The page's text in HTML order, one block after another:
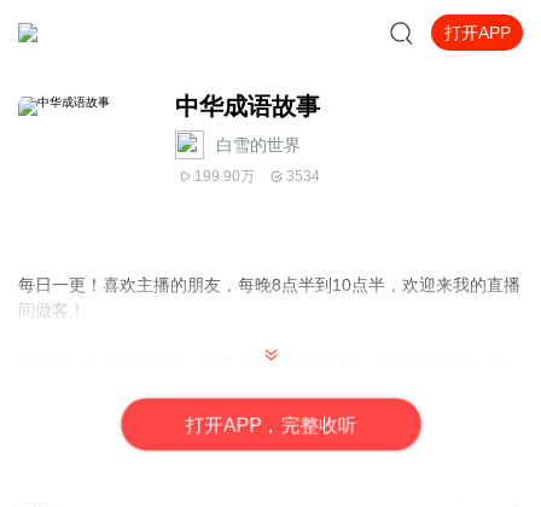
打开APP
中华成语故事
白雪的世界
199.90万 3534
每日一更！喜欢主播的朋友，每晚8点半到10点半，欢迎来我的直播
间做客！
中国语言文化博大精深！文字是根，成语是枝，根深才能蒂固，枝
含着一种哲理！主播将按照字母顺序的方式，为大家选取生活中经
常会用到的成语！用心品读，每天分享一个成语故事，一起来学习
打开APP，完整收听